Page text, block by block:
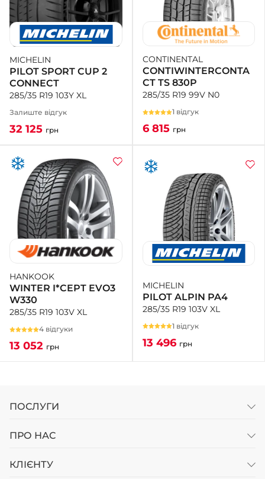
MICHELIN
PILOT SPORT CUP 2
CONNECT
285/35 R19 103Y XL
Залиште відгук
32 125 грн
CONTINENTAL
CONTIWINTERCONTA
CT TS 830P
285/35 R19 99V N0
1 відгук
6 815 грн
HANKOOK
WINTER I*CEPT EVO3
W330
285/35 R19 103V XL
4 відгуки
13 052 грн
MICHELIN
PILOT ALPIN PA4
285/35 R19 103V XL
1 відгук
13 496 грн
ПОСЛУГИ
ПРО НАС
КЛІЄНТУ